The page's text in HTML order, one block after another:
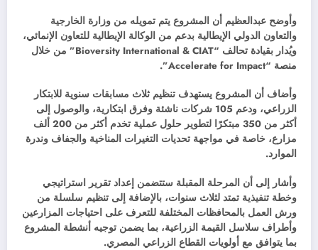
وأوضح عبدالعظيم أن المشروع يتم تمويله من وزارة الخارجية
والتعاون الدولي الإيطالية بدعم من الوكالة الإيطالية للتعاون الإنمائي،
ويُدار بقيادة تحالف “Bioversity International & CIAT” من خلال
منصة “Accelerate for Impact”.
وأضاف أن المشروع يستهدف تنظيم ثلاث مسابقات سنوية للابتكار
الزراعي، ودعم 105 شركات ناشئة وفرق ابتكارية، والوصول إلى
أكثر من 350 مبتكرًا لتطوير حلول عملية تخدم أكثر من 200 ألف
مزارع، خاصة في مواجهة تحديات التغيرات المناخية والجفاف وندرة
الموارد.
وأشار إلى أن المرحلة المقبلة ستتضمن إعداد تقرير استراتيجي
وخطة تنفيذية تمتد لثلاث سنوات، بالإضافة إلى تنظيم سلسلة من
ورش العمل بالمحافظات المختلفة للتعرف على احتياجات المزارعين
وأطراف سلاسل القيمة الزراعية، بما يضمن توجيه أنشطة المشروع
بما يتوافق مع أولويات القطاع الزراعي المصري.